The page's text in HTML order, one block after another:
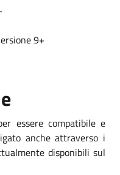
9+
essere compatibile e
anche attraverso i
disponibili sul